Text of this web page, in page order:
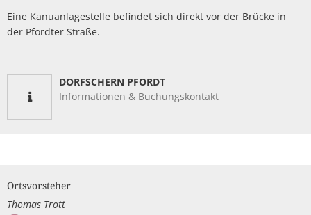
Eine Kanuanlagestelle befindet sich direkt vor der Brücke in
der Pfordter Straße.
DORFSCHERN PFORDT
Informationen & Buchungskontakt
Ortsvorsteher
Thomas Trott